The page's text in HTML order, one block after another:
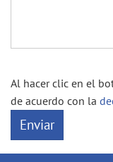
Al hacer clic en el
de acuerdo con la